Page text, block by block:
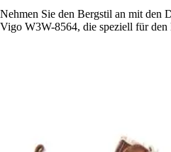
Nehmen Sie den Bergstil an mit den
Vigo W3W-8564, die speziell für